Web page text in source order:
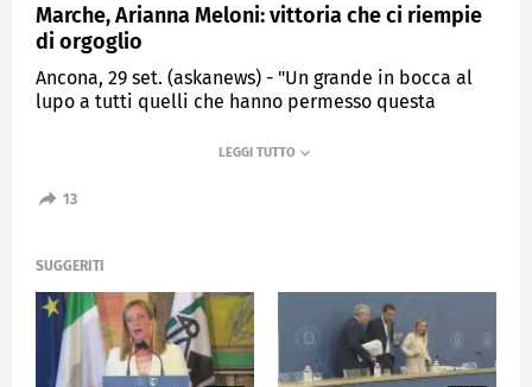
Marche, Arianna Meloni: vittoria che ci riempie
di orgoglio
Ancona, 29 set. (askanews) - "Un grande in bocca al
lupo a tutti quelli che hanno permesso questa
detto Arianna Meloni, arrivata al comitato elettorale
è "segno distintivo del grande lavoro che è stato
13
SUGGERITI